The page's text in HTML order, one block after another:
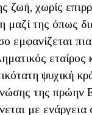
χωρίς
μαζί της όπως
εμφανίζεται
ψυχική
της πρώην
με